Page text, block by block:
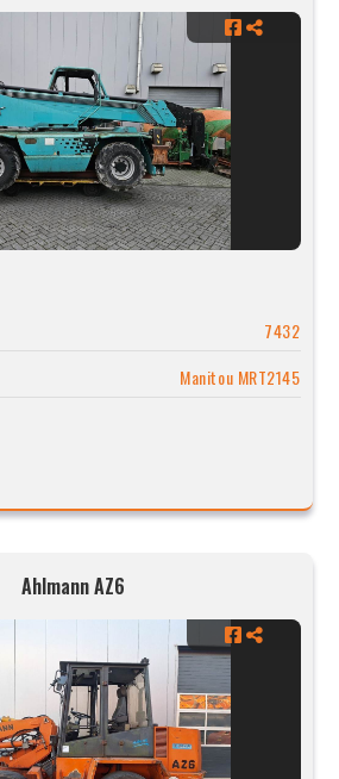
7432
Manitou MRT2145
Ahlmann AZ6